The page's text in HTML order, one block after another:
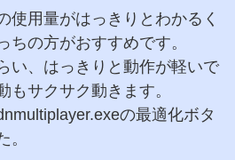
使用量がはっきりとわかるく
ちの方がおすすめです。
い、はっきりと動作が軽いで
もサクサク動きます。
の最適化ボタ
。